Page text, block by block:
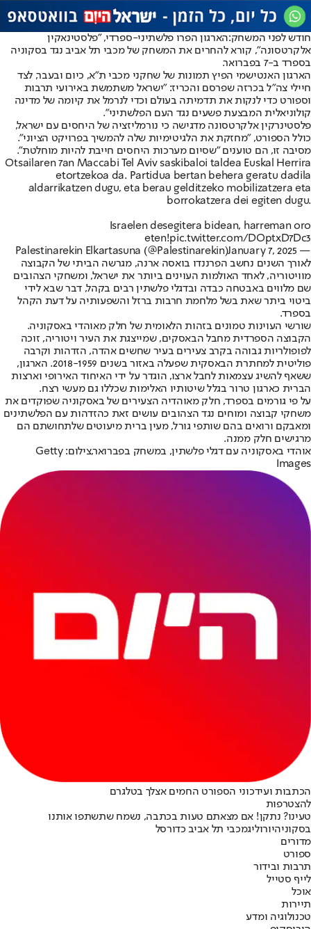
חודש לפני המשחק:הארגון הפרו פלשתיני-ספרדי, "פלסטינאקין
אלקרטסונה", קורא להחרים את המשחק של מכבי תל אביב נגד בסקוניה
בספרד ב-7 בפברואר.
הארגון האנטישמי הפיץ תמונות של שחקני מכבי ת"א, כיום ובעבר, לצד
חיילי צה"ל בכרזה שפרסם והכריז: "ישראל משתמשת באירועי תרבות
וספורט כדי לנקות את תדמיתה בעולם וכדי לנרמל את קיומה של מדינה
קולוניאלית המבצעת פשעים נגד העם הפלשתיני".
פלסטינרקין אלקרטסונה מדגישה כי נורמליזציה של היחסים עם ישראל,
כולל הספורט, "מחזקת את הלגיטימיות שלה להמשיך בפרויקט הציוני".
מסיבה זו, הם טוענים "שסיום מערכות היחסים חייבת להיות מוחלטת".
Otsailaren 7an Maccabi Tel Aviv saskibaloi taldea Euskal Herrira
etortzekoa da. Partidua bertan behera geratu dadila
aldarrikatzen dugu, eta berau gelditzeko mobilizatzera eta
borrokatzera dei egiten dugu.
Israelen desegitera bidean, harreman oro
eten!pic.twitter.com/DOptxD7Dc3
— Palestinarekin Elkartasuna (@Palestinarekin)
January 7, 2025
לאורך השנים נחשב הפרננדו בואסה ארנה, מגרשה הביתי של הקבוצה
מוויטוריה, לאחד האולמות העוינים ביותר את ישראל, ומשחקי הצהובים
שם מלווים באבטחה כבדה ובדגלי פלשתין רבים בקהל, דבר שבא לידי
ביטוי ביתר שאת בשל מלחמת חרבות ברזל והשפעותיה על דעת הקהל
בספרד.
שורשי העוינות טמונים בזהות הלאומית של חלק מאוהדי באסקוניה.
הקבוצה הספרדית מחבל הבאסקים, שמייצגת את העיר ויטוריה, זוכה
לפופולריות גבוהה בקרב צעירים בעיר שחשים אהדה, הזדהות וקרבה
פוליטית למחתרת הבאסקית שפעלה באזור בשנים 2018-1959. הארגון,
ששאף להשיג עצמאות לחבל ארצו, הוגדר על ידי האיחוד האירופי וארצות
הברית כארגון טרור בגלל שיטותיו האלימות שכללו גם מעשי רצח.
על פי גורמים בספרד, חלק מאוהדיה הצעירים של באסקוניה שפוקדים את
משחקי קבוצה ומוחים נגד הצהובים עושים זאת כהזדהות עם הפלשתינים
ומאבקם ורואים בהם שותפי גורל, מעין ברית מיעוטים שלתחושתם הם
מרגישים חלק ממנה.
אוהדי באסקוניה עם דגלי פלשתין, במשחק בפברואר,צילום: Getty
Images
הכתבות ועידכוני הספורט החמים אצלך בטלגרם
להצטרפות
טעינו? נתקן! אם מצאתם טעות בכתבה, נשמח שתשתפו אותנו
בסקוניהיורוליגמכבי תל אביב כדורסל
מדורים
ספורט
תרבות ובידור
לייף סטייל
אוכל
תיירות
טכנולוגיה ומדע